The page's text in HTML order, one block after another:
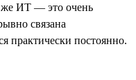
же ИТ — это очень
связана
практически постоянно.